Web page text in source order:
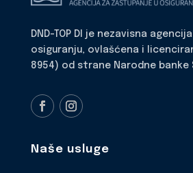
DND-TOP DI je nezavisna
osiguranju, ovlašćena i
8954) od strane Narodne banke
Naše usluge